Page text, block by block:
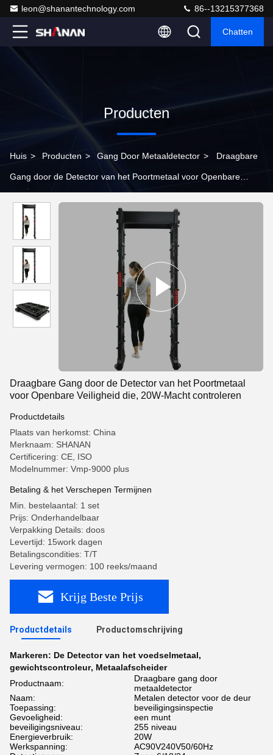
leon@shanantechnology.com 86--13215377368
Chatten
Producten
Huis > Producten > Gang Door Metaaldetector > Draagbare
Gang door de Detector van het Poortmetaal voor Openbare
Draagbare Gang door de Detector van het Poortmetaal
voor Openbare Veiligheid die, 20W-Macht controleren
Productdetails
Plaats van herkomst: China
Merknaam: SHANAN
Certificering: CE, ISO
Modelnummer: Vmp-9000 plus
Betaling & het Verschepen Termijnen
Min. bestelaantal: 1 set
Prijs: Onderhandelbaar
Verpakking Details: doos
Levertijd: 15work dagen
Betalingscondities: T/T
Levering vermogen: 100 reeks/maand
Krijg Beste Prijs
Productdetails Productomschrijving
Markeren: De Detector van het voedselmetaal,
gewichtscontroleur, Metaalafscheider
Productnaam:
Draagbare gang door
metaaldetector
Naam:
Metalen detector voor de deur
Toepassing:
beveiligingsinspectie
Gevoeligheid:
een munt
beveiligingsniveau:
255 niveau
Energieverbruik:
20W
Werkspanning:
AC90V240V50/60Hz